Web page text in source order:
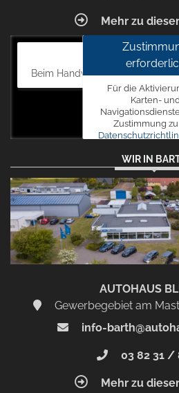
Mehr zu
Autohaus
Beim Handweiser 19, 18311
Für die
Karten- und
Zustimmung
und
WIR IN
AUTOHAUS
Gewerbegebiet am
info-
03 82 31 /
Mehr zu